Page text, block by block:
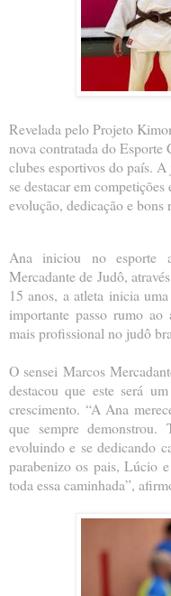
Revelada pelo Projeto
nova contratada do
clubes esportivos do país.
se destacar em
evolução, dedicação e
Ana iniciou no esporte
Mercadante de Judô,
15 anos, a atleta inicia
importante passo rumo
mais profissional no judô
O sensei Marcos
destacou que este será
crescimento. “A Ana
que sempre demonstrou.
evoluindo e se dedicando
parabenizo os pais, Lúcio
toda essa caminhada”,